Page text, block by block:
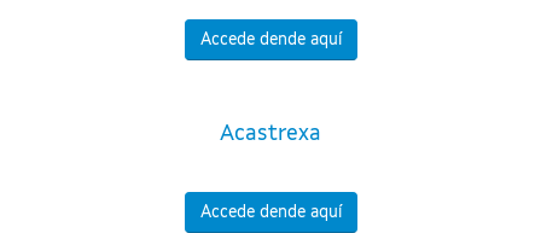
Accede dende aquí
Acastrexa
Accede dende aquí